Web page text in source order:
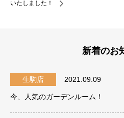
いたしました！
新着のお
生駒店 2021.09.09
今、人気のガーデンルーム！